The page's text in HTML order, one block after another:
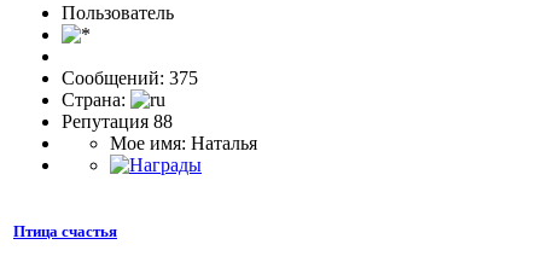
Пользовaтeль
Сообщений: 375
Страна:
Репутация 88
Мое имя: Наталья
Птица счастья